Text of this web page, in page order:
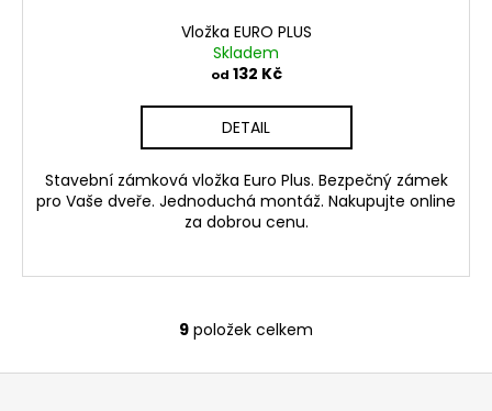
Vložka EURO PLUS
Skladem
od 132 Kč
DETAIL
Stavební zámková vložka Euro Plus. Bezpečný zámek
pro Vaše dveře. Jednoduchá montáž. Nakupujte online
za dobrou cenu.
O
v
9 položek celkem
Z